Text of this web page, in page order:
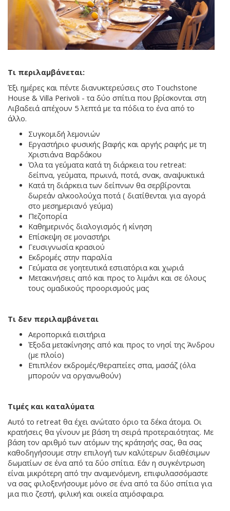
Τι περιλαμβάνεται:
Έξι ημέρες και πέντε διανυκτερεύσεις στο Touchstone
House & Villa Perivoli - τα δύο σπίτια που βρίσκονται στη
Λιβαδειά απέχουν 5 λεπτά με τα πόδια το ένα από το
άλλο.
Συγκομιδή λεμονιών
Εργαστήριο φυσικής βαφής και αργής ραφής με τη
Χριστιάνα Βαρδάκου
Όλα τα γεύματα κατά τη διάρκεια του retreat:
δείπνα, γεύματα, πρωινά, ποτά, σνακ, αναψυκτικά
Κατά τη διάρκεια των δείπνων θα σερβίρονται
δωρεάν αλκοολούχα ποτά ( διατίθενται για αγορά
στο μεσημεριανό γεύμα)
Πεζοπορία
Καθημερινός διαλογισμός ή κίνηση
Επίσκεψη σε μοναστήρι
Γευσιγνωσία κρασιού
Εκδρομές στην παραλία
Γεύματα σε γοητευτικά εστιατόρια και χωριά
Μετακινήσεις από και προς το λιμάνι και σε όλους
τους ομαδικούς προορισμούς μας
Τι δεν περιλαμβάνεται
Αεροπορικά εισιτήρια
Έξοδα μετακίνησης από και προς το νησί της Άνδρου
(με πλοίο)
Επιπλέον εκδρομές/θεραπείες σπα, μασάζ (όλα
μπορούν να οργανωθούν)
Τιμές και καταλύματα
Αυτό το retreat θα έχει ανώτατο όριο τα δέκα άτομα. Οι
κρατήσεις θα γίνουν με βάση τη σειρά προτεραιότητας. Με
βάση τον αριθμό των ατόμων της κράτησής σας, θα σας
καθοδηγήσουμε στην επιλογή των καλύτερων διαθέσιμων
δωματίων σε ένα από τα δύο σπίτια. Εάν η συγκέντρωση
είναι μικρότερη από την αναμενόμενη, επιφυλασσόμαστε
να σας φιλοξενήσουμε μόνο σε ένα από τα δύο σπίτια για
μια πιο ζεστή, φιλική και οικεία ατμόσφαιρα.